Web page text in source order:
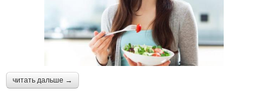
читать дальше →